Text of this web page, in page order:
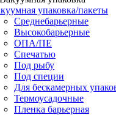
упаковка/пакеты
Среднебарьерные
Высокобарьерные
ОПА/ПЕ
Спечатью
Под рыбу
Под специи
Для бескамерных
Термоусадочные
Пленка барьерная